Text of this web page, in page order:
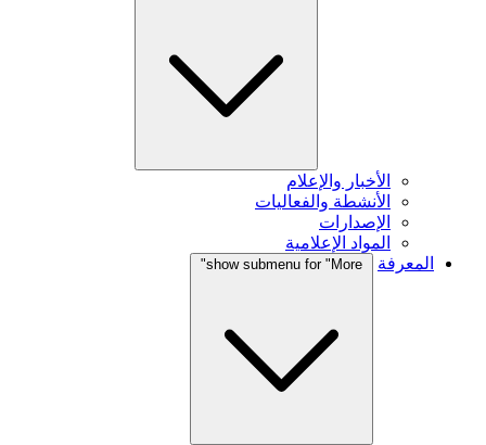
الأخبار والإعلام
الأنشطة والفعاليات
الإصدارات
المواد الإعلامية
المعرفة
show submenu for "More"